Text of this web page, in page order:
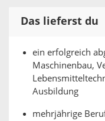
Das lieferst du
ein erfolgreich
Maschinenbau,
Ausbildung
mehrjährige